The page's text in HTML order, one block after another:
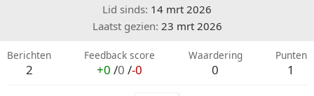
Lid sinds 14 mrt 2026
Laatst gezien 23 mrt 2026
Berichten
2
Feedback score
+0 /0 /-0
Waardering
0
Punten
1